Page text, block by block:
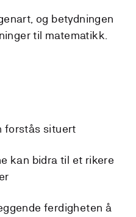
og betydningen
til matematikk.
forstås situert
kan bidra til et rikere
ferdigheten å